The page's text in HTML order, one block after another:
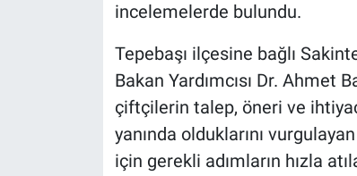
incelemelerde bulundu.
Tepebaşı ilçesine bağlı
Bakan Yardımcısı Dr. Ahmet
çiftçilerin talep, öneri ve
yanında olduklarını
için gerekli adımların hızla